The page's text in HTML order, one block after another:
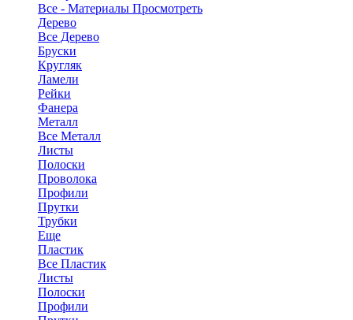
Все - Материалы Просмотреть
Дерево
Все Дерево
Бруски
Кругляк
Ламели
Рейки
Фанера
Металл
Все Металл
Листы
Полоски
Проволока
Профили
Прутки
Трубки
Еще
Пластик
Все Пластик
Листы
Полоски
Профили